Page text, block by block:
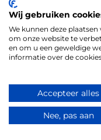
Wij gebruiken
We kunnen deze
om onze website te
en om u een geweldige
informatie over de
Accepteer alles
Nee, pas aan